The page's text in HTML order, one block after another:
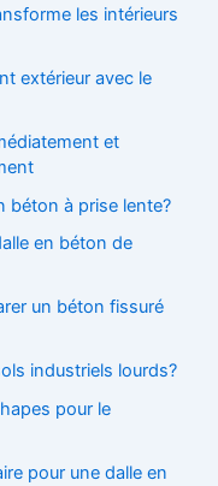
les intérieurs
extérieur avec le
et
béton à prise lente?
en béton de
un béton fissuré
industriels lourds?
pour le
pour une dalle en